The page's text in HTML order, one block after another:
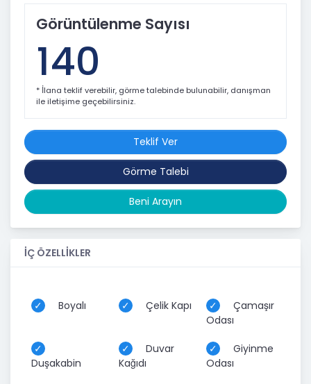
Görüntülenme Sayısı
140
* İlana teklif verebilir, görme talebinde bulunabilir, danışman
ile iletişime geçebilirsiniz.
Teklif Ver
Görme Talebi
Beni Arayın
İÇ ÖZELLİKLER
Boyalı Çelik Kapı
Çamaşır
Odası
Duşakabin
Duvar
Kağıdı
Giyinme
Odası